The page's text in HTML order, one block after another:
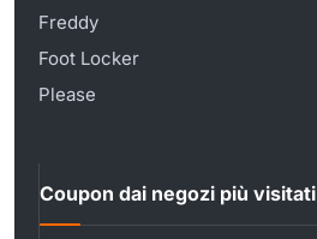
Freddy
Foot Locker
Please
Coupon dai negozi più visitati